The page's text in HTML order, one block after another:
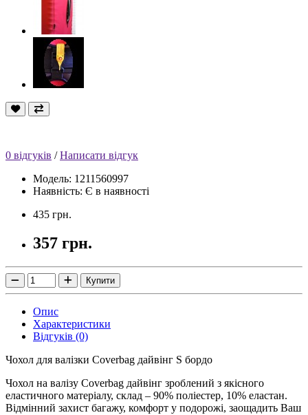
0 відгуків /Написати відгук
Модель: 1211560997
Наявність: Є в наявності
435 грн.
357 грн.
Купити
Опис
Характеристики
Відгуків (0)
Чохол для валізки Coverbag дайвінг S бордо
Чохол на валізу Coverbag дайвінг зроблений з якісного
еластичного матеріалу, склад – 90% поліестер, 10% еластан.
Відмінний захист багажу, комфорт у подорожі, заощадить Ваш